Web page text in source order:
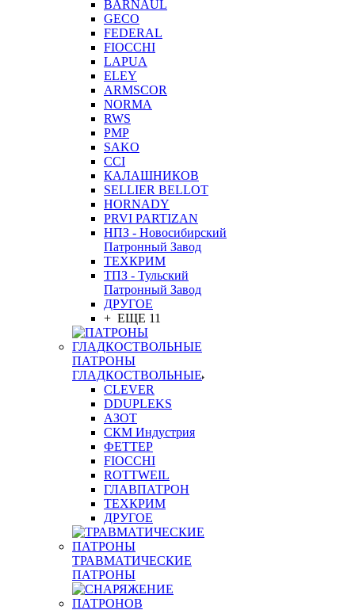
BARNAUL
GEСO
FEDERAL
FIOCCHI
LAPUA
ELEY
ARMSCOR
NORMA
RWS
PMP
SAKO
CCI
КАЛАШНИКОВ
SELLIER BELLOT
HORNADY
PRVI PARTIZAN
НПЗ - Новосибирский
Патронный Завод
ТЕХКРИМ
ТПЗ - Тульский
Патронный Завод
ДРУГОЕ
+ ЕЩЕ 11
ПАТРОНЫ
ГЛАДКОСТВОЛЬНЫЕ
CLEVER
DDUPLEKS
АЗОТ
СКМ Индустрия
ФЕТТЕР
FIOCCHI
ROTTWEIL
ГЛАВПАТРОН
ТЕХКРИМ
ДРУГОЕ
ТРАВМАТИЧЕСКИЕ
ПАТРОНЫ